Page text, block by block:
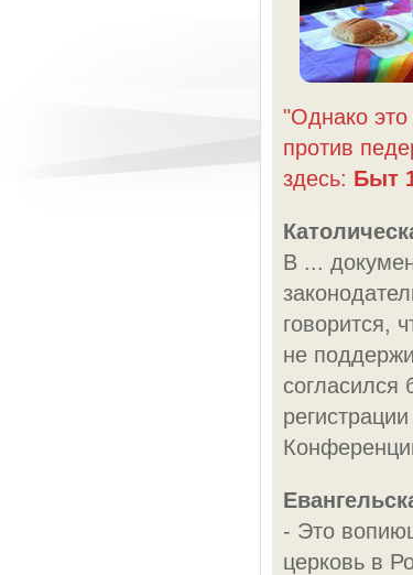
"Однако это
против
здесь: Быт
В ...
говорится,
не
согласился
- Это
церковь в